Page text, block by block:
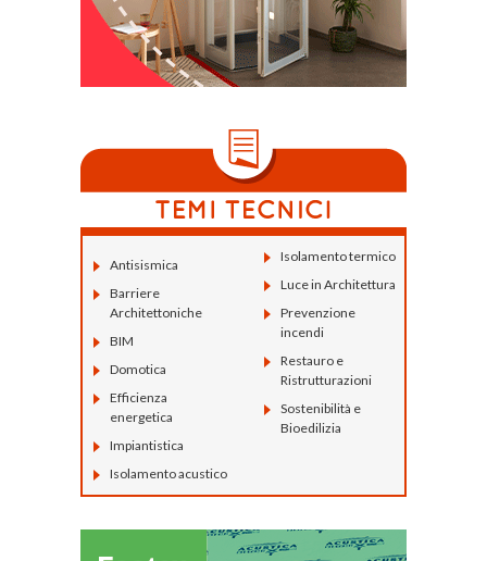
Antisismica
Barriere
Architettoniche
BIM
Domotica
Efficienza
energetica
Impiantistica
Isolamento acustico
Isolamento termico
Luce in Architettura
Prevenzione
incendi
Restauro e
Ristrutturazioni
Sostenibilità e
Bioedilizia